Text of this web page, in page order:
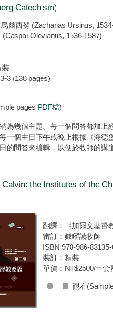
Catechism)
爾西努 (Zacharias Ursinus,
(Caspar Olevianus, 1536-1587)
裝
3 (138 pages)
pages PDF檔)
為幾個主題。每一個問答都加上
一個主日下午或晚上根據《海德
的問答來編輯，以便於牧師的講
Calvin: the Institutes of the
翻譯：《加爾文基督
審訂：錢曜誠牧師
ISBN 978-986-
裝訂：精裝
單價：NT$2500/一套
觀看